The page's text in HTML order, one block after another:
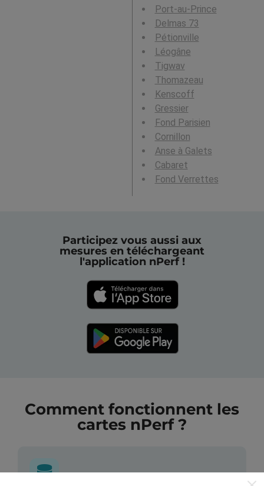
Port-au-Prince
Delmas 73
Pétionville
Léogâne
Tigwav
Thomazeau
Kenscoff
Gressier
Fond Parisien
Cornillon
Anse à Galets
Cabaret
Fond Verrettes
Participez vous aussi aux
mesures en téléchargeant
l'application nPerf !
Comment fonctionnent les
cartes nPerf ?